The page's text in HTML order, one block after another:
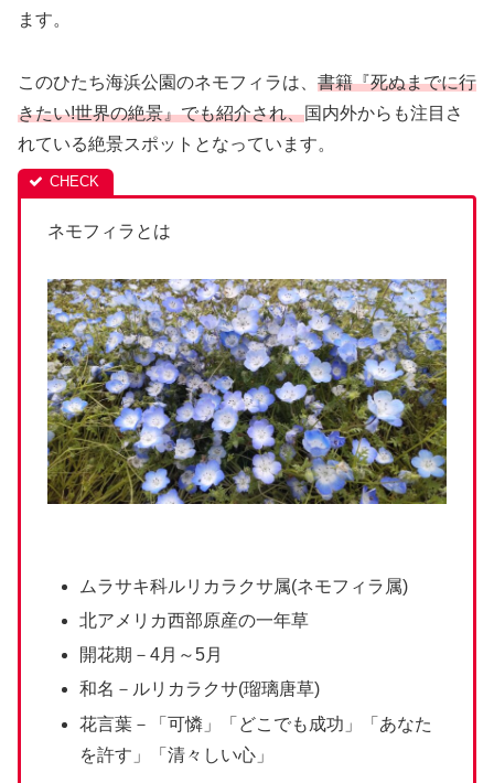
ます。
このひたち海浜公園のネモフィラは、 書籍『死ぬまでに行
きたい!世界の絶景』でも紹介され、国内外からも注目さ
れている絶景スポットとなっています。
ネモフィラとは
ムラサキ科ルリカラクサ属(ネモフィラ属)
北アメリカ西部原産の一年草
開花期－4月～5月
和名－ルリカラクサ(瑠璃唐草)
花言葉－「可憐」「どこでも成功」「あなた
を許す」「清々しい心」